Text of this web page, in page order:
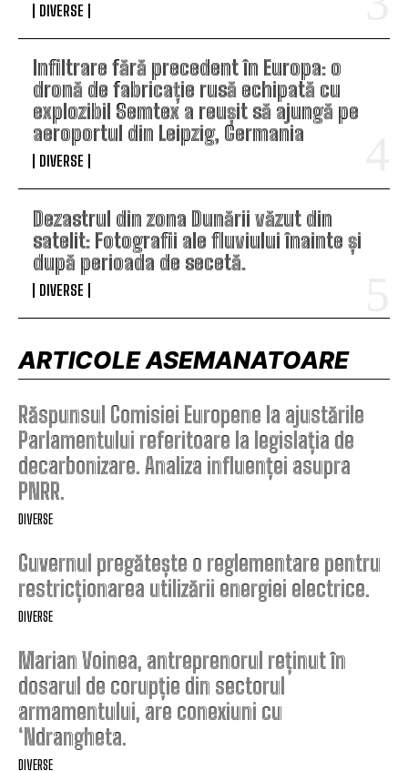
DIVERSE
Infiltrare fără precedent în Europa: o
dronă de fabricație rusă echipată cu
explozibil Semtex a reușit să ajungă pe
aeroportul din Leipzig, Germania
DIVERSE
Dezastrul din zona Dunării văzut din
satelit: Fotografii ale fluviului înainte și
după perioada de secetă.
DIVERSE
ARTICOLE ASEMANATOARE
Răspunsul Comisiei Europene la ajustările
Parlamentului referitoare la legislația de
decarbonizare. Analiza influenței asupra
PNRR.
DIVERSE
Guvernul pregătește o reglementare pentru
restricționarea utilizării energiei electrice.
DIVERSE
Marian Voinea, antreprenorul reținut în
dosarul de corupție din sectorul
armamentului, are conexiuni cu
‘Ndrangheta.
DIVERSE